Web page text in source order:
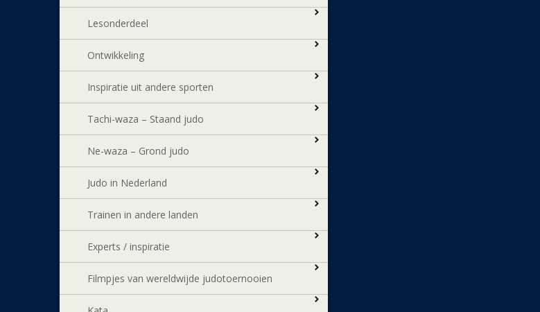
Lesonderdeel
Ontwikkeling
Inspiratie uit andere sporten
Tachi-waza – Staand judo
Ne-waza – Grond judo
Judo in Nederland
Trainen in andere landen
Experts / inspiratie
Filmpjes van wereldwijde judotoernooien